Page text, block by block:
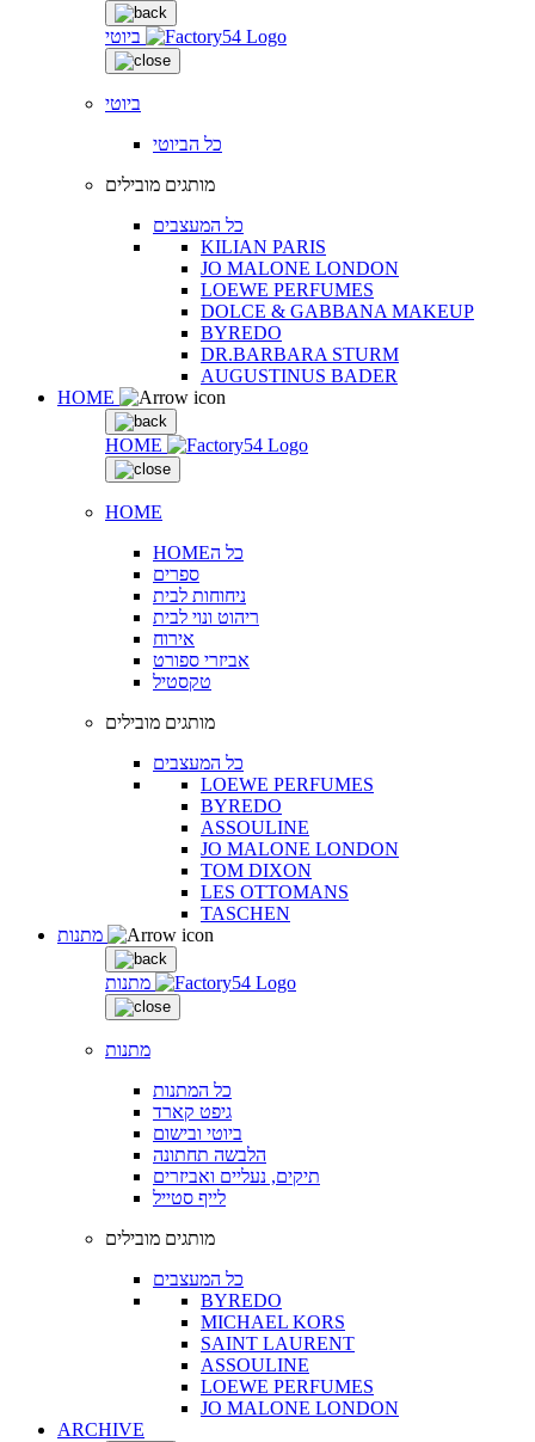
ביוטי
ביוטי
כל הביוטי
מותגים מובילים
כל המעצבים
KILIAN PARIS
JO MALONE LONDON
LOEWE PERFUMES
DOLCE & GABBANA MAKEUP
BYREDO
DR.BARBARA STURM
AUGUSTINUS BADER
HOME
HOME
HOME
HOMEכל ה
ספרים
ניחוחות לבית
ריהוט ונוי לבית
אירוח
אביזרי ספורט
טקסטיל
מותגים מובילים
כל המעצבים
LOEWE PERFUMES
BYREDO
ASSOULINE
JO MALONE LONDON
TOM DIXON
LES OTTOMANS
TASCHEN
מתנות
מתנות
כל המתנות
גיפט קארד
ביוטי ובישום
הלבשה תחתונה
תיקים, נעליים ואביזרים
לייף סטייל
מותגים מובילים
כל המעצבים
BYREDO
MICHAEL KORS
SAINT LAURENT
ASSOULINE
LOEWE PERFUMES
JO MALONE LONDON
ARCHIVE